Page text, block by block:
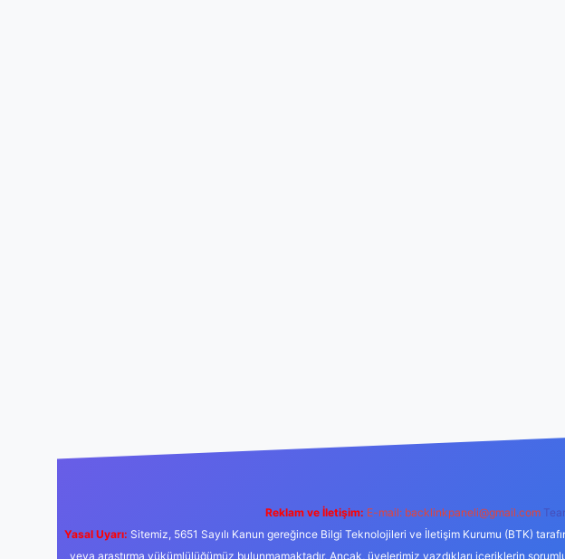
Reklam ve İletişim: E-mail: backlinkpaneli@gmail.com
Yasal Uyarı: Sitemiz, 5651 Sayılı Kanun gereğince Bilgi Teknolojileri ve İletişim Kurumu (BTK)
veya araştırma yükümlülüğümüz bulunmamaktadır. Ancak, üyelerimiz yazdıkları içeriklerin